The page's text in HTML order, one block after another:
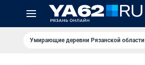
Умирающие деревни Рязанской области